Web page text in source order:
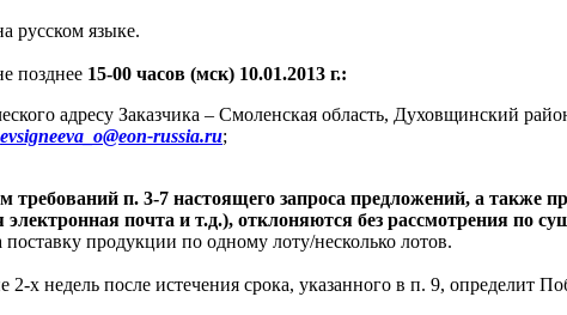
русском языке.
позднее 15-00 часов (мск) 10.01.2013 г.:
адресу Заказчика – Смоленская область, Духовщинский
evsigneeva o@eon-russia.ru;
п. 3-7 настоящего запроса предложений, а также
почта и т.д.), отклоняются без рассмотрения по
продукции по одному лоту/несколько лотов.
2-х недель после истечения срока, указанного в п. 9, определит